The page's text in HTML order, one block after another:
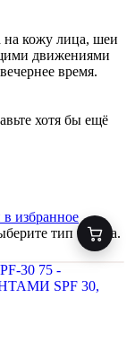
на кожу лица, шеи
движениями
время.
хотя бы ещё
избранное
тип товара.